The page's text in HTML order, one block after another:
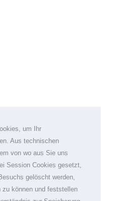
um Ihr
Aus technischen
von wo aus Sie uns
Session Cookies gesetzt,
gelöscht werden,
zu können und feststellen